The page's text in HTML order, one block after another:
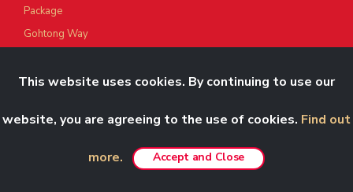
Package
Gohtong Way
Resorts World Langkawi
Genting Nature Adventures
Corporate Green Bonding
This website uses cookies. By continuing to use our
website, you are agreeing to the use of cookies. Find out
more. Accept and Close